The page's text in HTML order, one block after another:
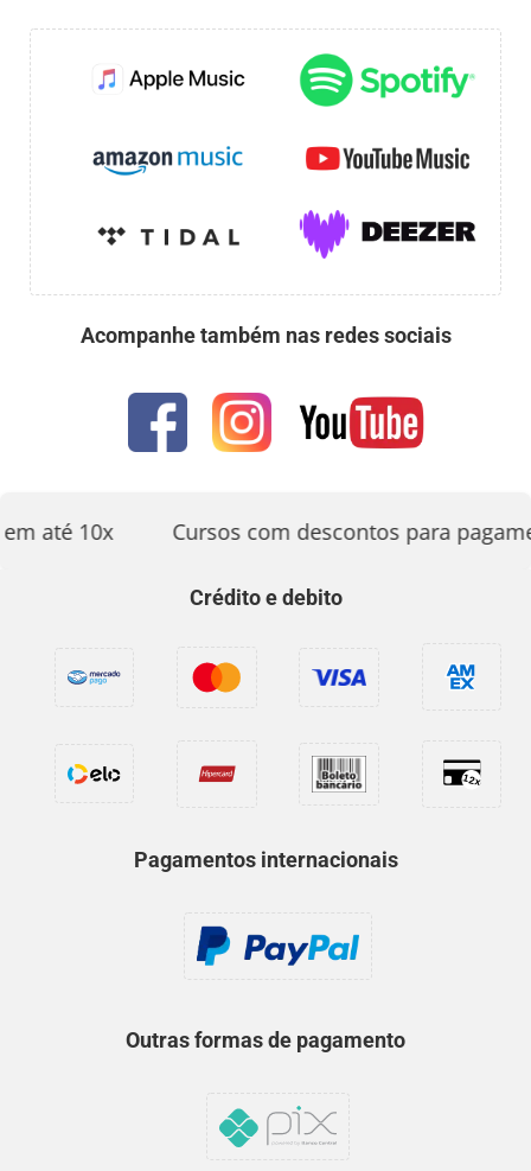
Acompanhe também nas redes sociais
até 10x Cursos com descontos para
Crédito e debito
Pagamentos internacionais
Outras formas de pagamento